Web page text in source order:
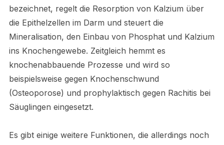
bezeichnet, regelt die Resorption von Kalzium über
die Epithelzellen im Darm und steuert die
Mineralisation, den Einbau von Phosphat und Kalzium
ins Knochengewebe. Zeitgleich hemmt es
knochenabbauende Prozesse und wird so
beispielsweise gegen Knochenschwund
(Osteoporose) und prophylaktisch gegen Rachitis bei
Säuglingen eingesetzt.
Es gibt einige weitere Funktionen, die allerdings noch